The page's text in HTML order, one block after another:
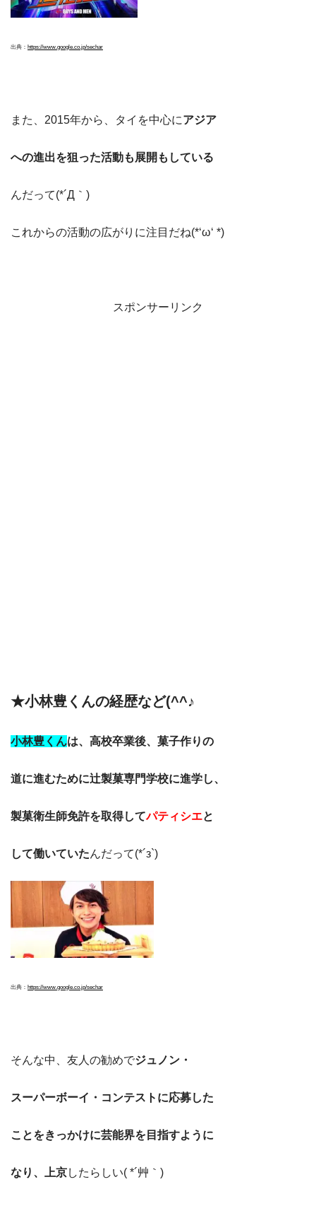
出典： https://www.google.co.jp/sechar
また、2015年から、タイを中心にアジア
への進出を狙った活動も展開もしている
んだって(*´Д｀)
これからの活動の広がりに注目だね(*‘ω‘ *)
スポンサーリンク
★小林豊くんの経歴など(^^♪
小林豊くんは、高校卒業後、菓子作りの
道に進むために辻製菓専門学校に進学し、
製菓衛生師免許を取得してパティシエと
して働いていたんだって(*´з`)
出典： https://www.google.co.jp/sechar
そんな中、友人の勧めでジュノン・
スーパーボーイ・コンテストに応募した
ことをきっかけに芸能界を目指すように
なり、上京したらしい( *´艸｀)